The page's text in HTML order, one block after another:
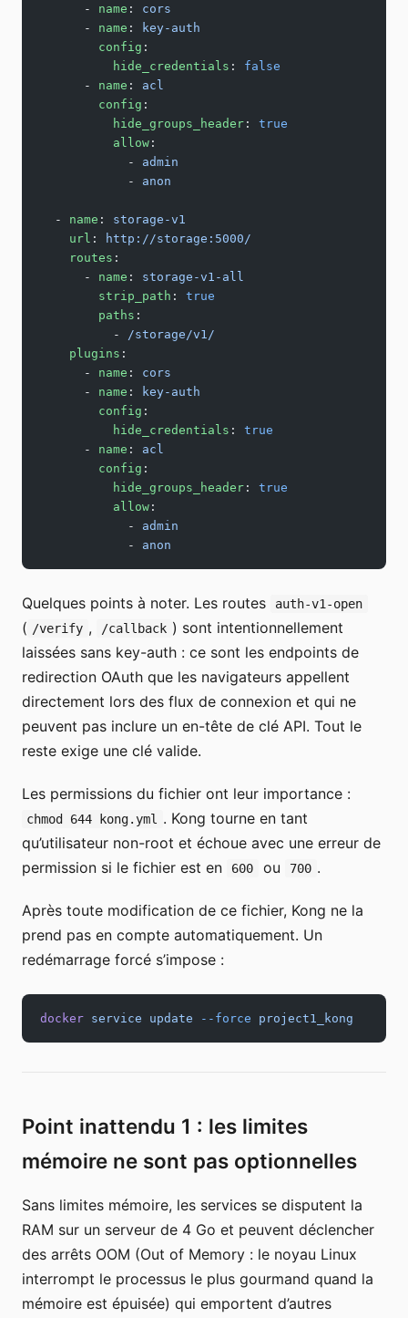
      -
name : cors
      -
name :
key-auth
        config
:
          hide_credentials
: false
      -
name : acl
        config
:
          hide_groups_header
: true
          allow
:
            -
admin
            -
anon
  -
name : storage-v1
    url
:
http://storage:5000/
    routes
:
      -
name : storage-v1-all
        strip_path
: true
        paths
:
          -
/storage/v1/
    plugins
:
      -
name : cors
      -
name :
key-auth
        config
:
          hide_credentials
: true
      -
name : acl
        config
:
          hide_groups_header
: true
          allow
:
            -
admin
            -
anon
Quelques points à noter. Les routes auth-v1-open
( /verify , /callback ) sont intentionnellement
laissées sans key-auth : ce sont les endpoints de
redirection OAuth que les navigateurs appellent
directement lors des flux de connexion et qui ne
peuvent pas inclure un en-tête de clé API. Tout le
reste exige une clé valide.
Les permissions du fichier ont leur importance :
chmod 644 kong.yml
. Kong tourne en tant
qu’utilisateur non-root et échoue avec une erreur de
permission si le fichier est en
600 ou 700 .
Après toute modification de ce fichier, Kong ne la
prend pas en compte automatiquement. Un
redémarrage forcé s’impose :
docker service update --force project1_kong
Point inattendu 1 : les limites
mémoire ne sont pas optionnelles
Sans limites mémoire, les services se disputent la
RAM sur un serveur de 4 Go et peuvent déclencher
des arrêts OOM (Out of Memory : le noyau Linux
interrompt le processus le plus gourmand quand la
mémoire est épuisée) qui emportent d’autres